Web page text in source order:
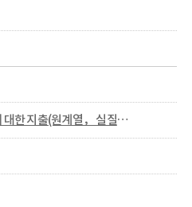
국내총생산에 대한 지출(원계열， 실질， 분기 및 연간)